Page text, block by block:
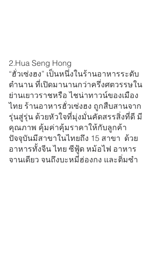
2.Hua Seng Hong
“ฮั่วเซ่งฮง” เป็นหนึ่งในร้านอาหารระดับ
ตำนาน ที่เปิดมานานกว่าครึ่งศตวรรษใน
ย่านเยาวราชหรือ ไชน่าทาวน์ของเมือง
ไทย ร้านอาหารฮั่วเซ่งฮง ถูกสืบสานจาก
รุ่นสู่รุ่น ด้วยหัวใจที่มุ่งมั่นคัดสรรสิ่งที่ดี มี
คุณภาพ คุ้มค่าคุ้มราคาให้กับลูกค้า
ปัจจุบันมีสาขาในไทยถึง 15 สาขา  ด้วย
อาหารทั้งจีน ไทย ซีฟู้ด หม้อไฟ อาหาร
จานเดียว จนถึงบะหมี่ฮ่องกง และติ่มซำ